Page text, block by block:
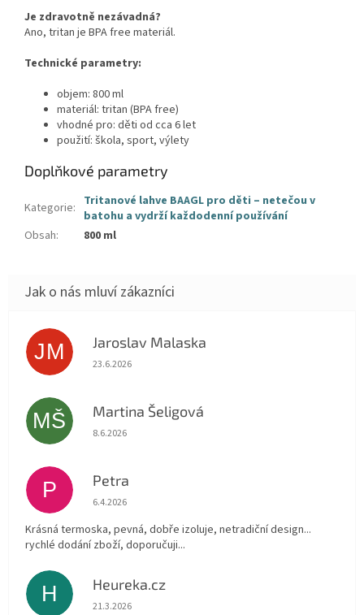
Je zdravotně nezávadná?
Ano, tritan je BPA free materiál.
Technické parametry:
objem: 800 ml
materiál: tritan (BPA free)
vhodné pro: děti od cca 6 let
použití: škola, sport, výlety
Doplňkové parametry
Kategorie: Tritanové lahve BAAGL pro děti – netečou v
batohu a vydrží každodenní používání
Obsah: 800 ml
JM Jaroslav Malaska
Hodnocení obchodu je 5 z 5 hvězdiček.
23.6.2026
MŠ Martina Šeligová
Hodnocení obchodu je 5 z 5 hvězdiček.
8.6.2026
P Petra
Hodnocení obchodu je 5 z 5 hvězdiček.
6.4.2026
Krásná termoska, pevná, dobře izoluje, netradiční design...
rychlé dodání zboží, doporučuji...
H Heureka.cz
Hodnocení obchodu je 5 z 5 hvězdiček.
21.3.2026